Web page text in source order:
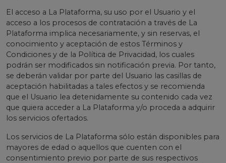
El acceso a La Plataforma, su uso por el Usuario y el
acceso a los procesos de contratación a través de La
Plataforma implica necesariamente, y sin reservas, el
conocimiento y aceptación de estos Términos y
Condiciones y de la Política de Privacidad, los cuales
podrán ser modificados sin notificación previa. Por tanto,
se deberán validar por parte del Usuario las casillas de
aceptación habilitadas a tales efectos y se recomienda
que el Usuario lea detenidamente su contenido cada vez
que quiera acceder a La Plataforma y/o proceda a adquirir
los servicios ofertados.
Los servicios de La Plataforma sólo están disponibles para
mayores de edad o aquellos que cuenten con el
consentimiento previo por parte de sus respectivos